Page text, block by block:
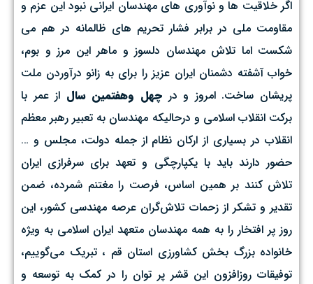
اگر خلاقیت ها و نوآوری های مهندسان ایرانی نبود این عزم و
مقاومت ملی در برابر فشار تحریم های ظالمانه در هم می
شکست اما تلاش مهندسان دلسوز و ماهر این مرز و بوم،
خواب آشفته دشمنان ایران عزیز را برای به زانو درآوردن ملت
پریشان ساخت. امروز و در چهل وهفتمین سال از عمر با
برکت انقلاب اسلامی و درحالیکه مهندسان به تعبیر رهبر معظم
انقلاب در بسیاری از ارکان نظام از جمله دولت، مجلس و …
حضور دارند باید با یکپارچگی و تعهد برای سرفرازی ایران
تلاش کنند بر همین اساس، فرصت را مغتنم شمرده، ضمن
تقدیر و تشکر از زحمات تلاش‌گران عرصه مهندسی کشور، این
روز پر افتخار را به همه مهندسان متعهد ایران اسلامی به ویژه
خانواده بزرگ بخش کشاورزی استان قم ، تبریک می‌گوییم،
توفیقات روزافزون این قشر پر توان را در کمک به توسعه و